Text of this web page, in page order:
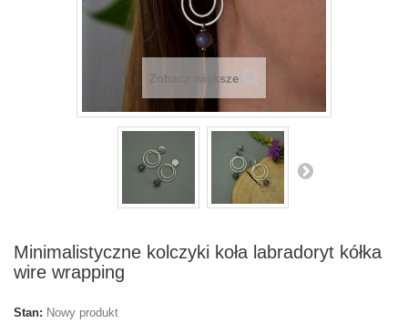
Zobacz większe
Minimalistyczne kolczyki koła labradoryt kółka
wire wrapping
Stan: Nowy produkt